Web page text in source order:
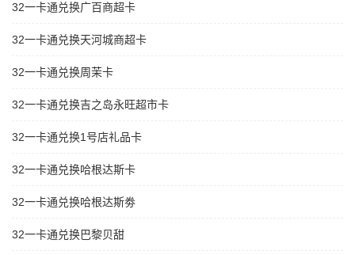
32一卡通兑换广百商超卡
32一卡通兑换天河城商超卡
32一卡通兑换周茉卡
32一卡通兑换吉之岛永旺超市卡
32一卡通兑换1号店礼品卡
32一卡通兑换哈根达斯卡
32一卡通兑换哈根达斯劵
32一卡通兑换巴黎贝甜